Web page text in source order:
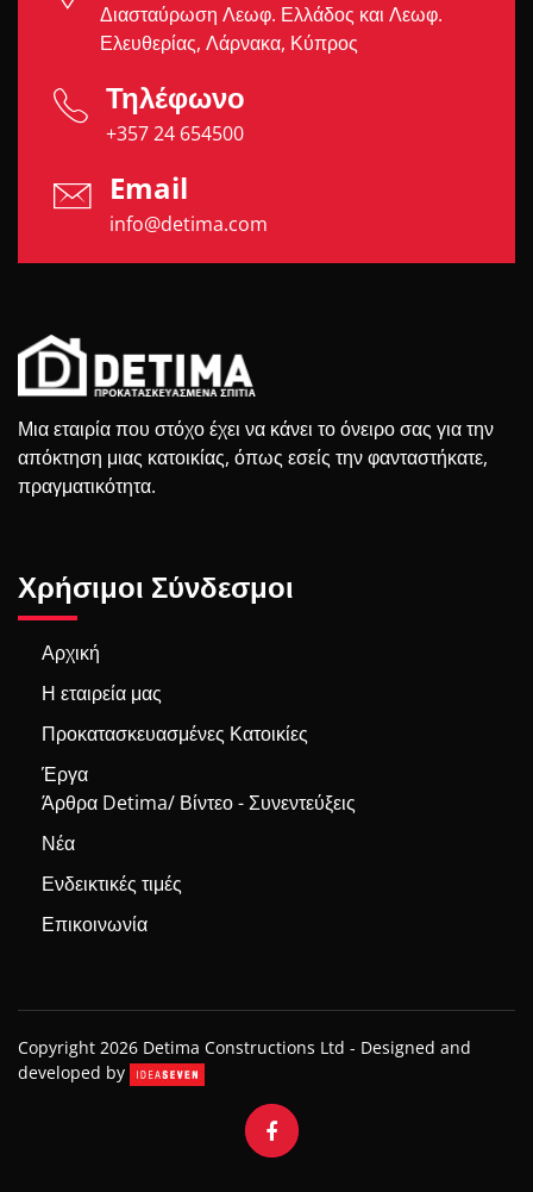
Διασταύρωση Λεωφ. Ελλάδος και Λεωφ.
Ελευθερίας, Λάρνακα, Κύπρος
Τηλέφωνο
+357 24 654500
Email
info@detima.com
Μια εταιρία που στόχο έχει να κάνει το όνειρο σας για την
απόκτηση μιας κατοικίας, όπως εσείς την φανταστήκατε,
πραγματικότητα.
Χρήσιμοι Σύνδεσμοι
Αρχική
Η εταιρεία μας
Προκατασκευασμένες Κατοικίες
Έργα
Άρθρα Detima/ Βίντεο - Συνεντεύξεις
Νέα
Ενδεικτικές τιμές
Επικοινωνία
Copyright 2026 Detima Constructions Ltd - Designed and
developed by